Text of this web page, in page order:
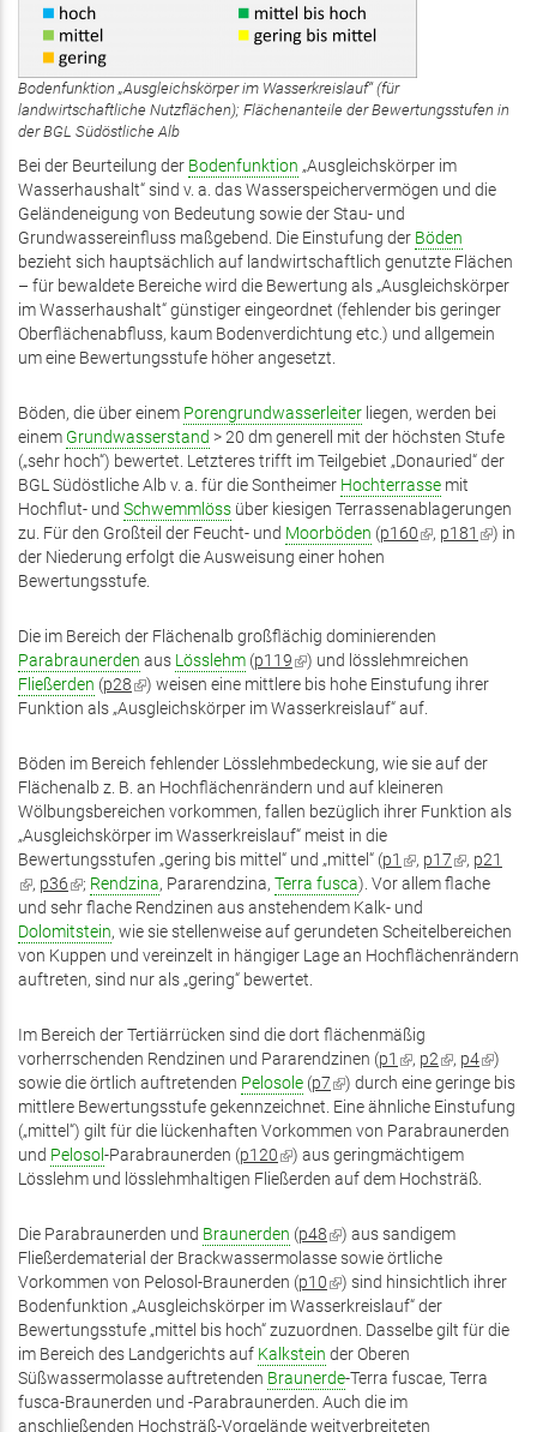
Bodenfunktion „Ausgleichskörper im Wasserkreislauf“ (für
landwirtschaftliche Nutzflächen); Flächenanteile der Bewertungsstufen in
der BGL Südöstliche Alb
Bei der Beurteilung der Bodenfunktion „Ausgleichskörper im
Wasserhaushalt“ sind v. a. das Wasserspeichervermögen und die
Geländeneigung von Bedeutung sowie der Stau- und
Grundwassereinfluss maßgebend. Die Einstufung der Böden
bezieht sich hauptsächlich auf landwirtschaftlich genutzte Flächen
– für bewaldete Bereiche wird die Bewertung als „Ausgleichskörper
im Wasserhaushalt“ günstiger eingeordnet (fehlender bis geringer
Oberflächenabfluss, kaum Bodenverdichtung etc.) und allgemein
um eine Bewertungsstufe höher angesetzt.
Böden, die über einem Porengrundwasserleiter liegen, werden bei
einem Grundwasserstand > 20 dm generell mit der höchsten Stufe
(„sehr hoch“) bewertet. Letzteres trifft im Teilgebiet „Donauried“ der
BGL Südöstliche Alb v. a. für die Sontheimer Hochterrasse mit
Hochflut- und Schwemmlöss über kiesigen Terrassenablagerungen
zu. Für den Großteil der Feucht- und Moorböden (p160(Link
, p181 (Link
) in
der Niederung erfolgt die Ausweisung einer hohen
Bewertungsstufe.
Die im Bereich der Flächenalb großflächig dominierenden
Parabraunerden aus Lösslehm (p119(Link
ist
extern)
) und lösslehmreichen
Fließerden (p28(Link
ist
) weisen eine mittlere bis hohe Einstufung ihrer
Funktion als „Ausgleichskörper im Wasserkreislauf“ auf.
Böden im Bereich fehlender Lösslehmbedeckung, wie sie auf der
Flächenalb z. B. an Hochflächenrändern und auf kleineren
Wölbungsbereichen vorkommen, fallen bezüglich ihrer Funktion als
„Ausgleichskörper im Wasserkreislauf“ meist in die
Bewertungsstufen „gering bis mittel“ und „mittel“ (p1 (Link
ist
extern)
, p17(Link
ist
, p21
(Link
ist
extern)
, p36(Link
ist
extern)
; Rendzina, Pararendzina, Terra fusca). Vor allem flache
und sehr flache Rendzinen aus anstehendem Kalk- und
Dolomitstein, wie sie stellenweise auf gerundeten Scheitelbereichen
von Kuppen und vereinzelt in hängiger Lage an Hochflächenrändern
auftreten, sind nur als „gering“ bewertet.
Im Bereich der Tertiärrücken sind die dort flächenmäßig
vorherrschenden Rendzinen und Pararendzinen (p1 (Link
ist
extern)
, p2(Link
ist
extern)
, p4(Link
ist
extern)
)
sowie die örtlich auftretenden Pelosole (p7(Link
ist
extern)
) durch eine geringe bis
mittlere Bewertungsstufe gekennzeichnet. Eine ähnliche Einstufung
(„mittel“) gilt für die lückenhaften Vorkommen von Parabraunerden
und Pelosol-Parabraunerden (p120(Link
ist
) aus geringmächtigem
Lösslehm und lösslehmhaltigen Fließerden auf dem Hochsträß.
Die Parabraunerden und Braunerden (p48(Link
ist
extern)
) aus sandigem
Fließerdematerial der Brackwassermolasse sowie örtliche
Vorkommen von Pelosol-Braunerden (p10(Link
ist
extern)
) sind hinsichtlich ihrer
Bodenfunktion „Ausgleichskörper im Wasserkreislauf“ der
Bewertungsstufe „mittel bis hoch“ zuzuordnen. Dasselbe gilt für die
im Bereich des Landgerichts auf Kalkstein der Oberen
Süßwassermolasse auftretenden Braunerde-Terra fuscae, Terra
fusca-Braunerden und -Parabraunerden. Auch die im
anschließenden Hochsträß-Vorgelände weitverbreiteten